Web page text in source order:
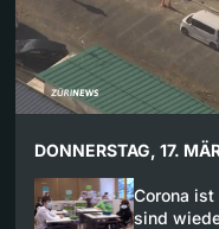
DONNERSTAG, 17.
Corona ist
sind